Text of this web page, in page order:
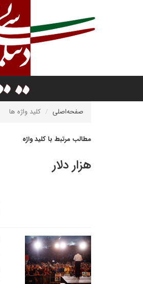
صفحه‌اصلی کلید واژه ها
مطالب مرتبط با کلید واژه
هزار دلار